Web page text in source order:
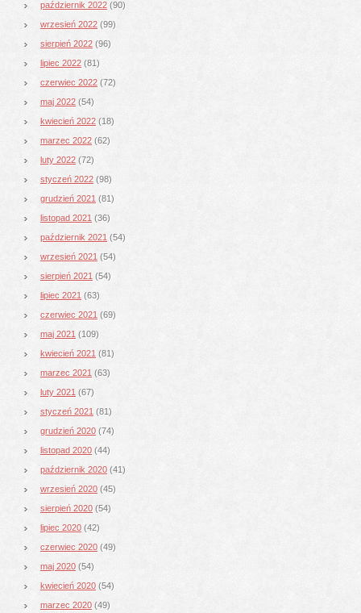
październik 2022 (90)
wrzesień 2022 (99)
sierpień 2022 (96)
lipiec 2022 (81)
czerwiec 2022 (72)
maj 2022 (54)
kwiecień 2022 (18)
marzec 2022 (62)
luty 2022 (72)
styczeń 2022 (98)
grudzień 2021 (81)
listopad 2021 (36)
październik 2021 (54)
wrzesień 2021 (54)
sierpień 2021 (54)
lipiec 2021 (63)
czerwiec 2021 (69)
maj 2021 (109)
kwiecień 2021 (81)
marzec 2021 (63)
luty 2021 (67)
styczeń 2021 (81)
grudzień 2020 (74)
listopad 2020 (44)
październik 2020 (41)
wrzesień 2020 (45)
sierpień 2020 (54)
lipiec 2020 (42)
czerwiec 2020 (49)
maj 2020 (54)
kwiecień 2020 (54)
marzec 2020 (49)